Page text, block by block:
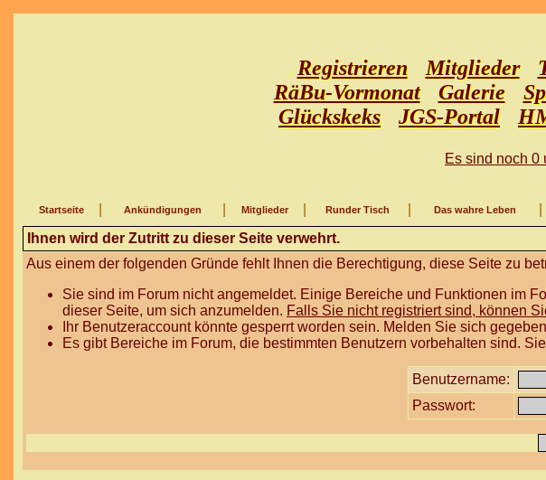
Registrieren Mitglieder
RäBu-Vormonat
Galerie
Glückskeks
JGS-Portal
Es sind noch 0
Startseite Ankündigungen Mitglieder Runder Tisch Das wahre Leben
Ihnen wird der Zutritt zu dieser Seite verwehrt.
Aus einem der folgenden Gründe fehlt Ihnen die Berechtigung, diese Seite zu
Sie sind im Forum nicht angemeldet. Einige Bereiche und Funktionen im
dieser Seite, um sich anzumelden. Falls Sie nicht registriert sind, können
Ihr Benutzeraccount könnte gesperrt worden sein. Melden Sie sich
Es gibt Bereiche im Forum, die bestimmten Benutzern vorbehalten sind.
Benutzername:
Passwort: